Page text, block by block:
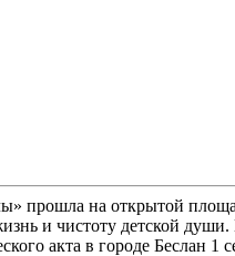
прошла на открытой
и чистоту детской
акта в городе Беслан 1